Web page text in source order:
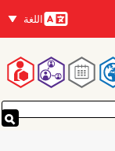
اللغات
اللغة